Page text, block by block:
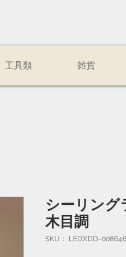
工具類 雑貨
シーリン
木目調
SKU： LEDXDD-